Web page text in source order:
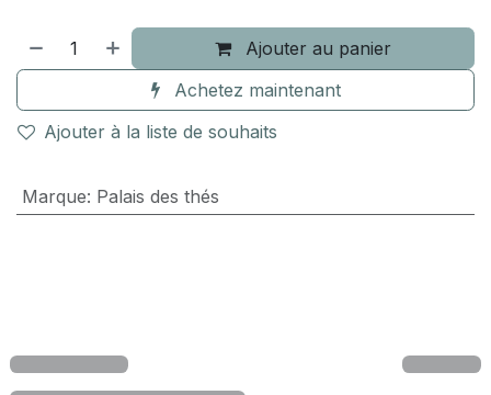
Ajouter au panier
Achetez maintenant
Ajouter à la liste de souhaits
Marque: Palais des thés